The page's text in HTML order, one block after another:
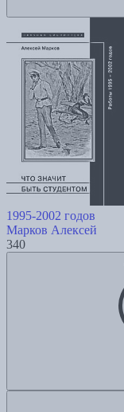
1995-2002 годов
Марков Алексей
340